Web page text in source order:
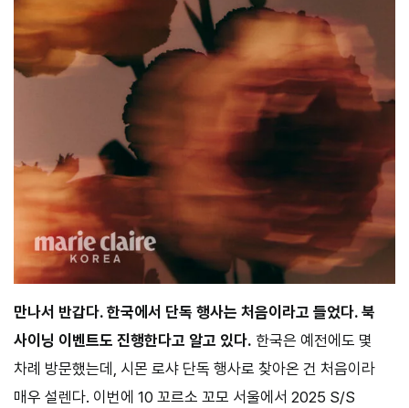
만나서 반갑다. 한국에서 단독 행사는 처음이라고 들었다. 북
사이닝 이벤트도 진행한다고 알고 있다. 한국은 예전에도 몇
차례 방문했는데, 시몬 로샤 단독 행사로 찾아온 건 처음이라
매우 설렌다. 이번에 10 꼬르소 꼬모 서울에서 2025 S/S